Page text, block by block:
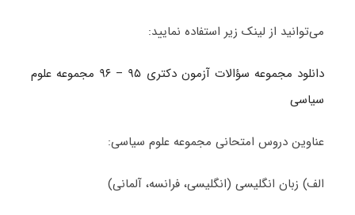
می‌توانید از لینک زیر استفاده نمایید:
دانلود مجموعه سؤالات آزمون دکتری ۹۵ – ۹۶ مجموعه علوم
سیاسی
عناوین دروس امتحانی مجموعه علوم سیاسی:
الف) زبان انگلیسی (انگلیسی، فرانسه، آلمانی)